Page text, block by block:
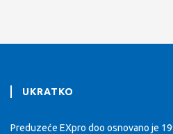
UKRATKO
Preduzeće EXpro doo osnovano je